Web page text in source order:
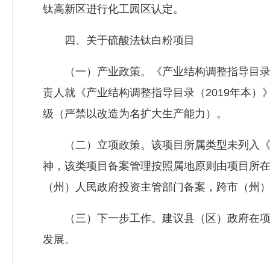
钛高新区进行化工园区认定。
四、关于硫酸法钛白粉项目
（一）产业政策。《产业结构调整指导目录
责人就《产业结构调整指导目录（2019年本）
级（严禁以改造为名扩大生产能力）。
（二）立项政策。该项目所属类型未列入《
神，该类项目备案管理按照属地原则由项目所
（州）人民政府投资主管部门备案，跨市（州
（三）下一步工作。建议县（区）政府在项
发展。